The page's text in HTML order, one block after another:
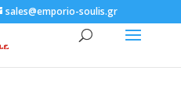
sales@emporio-soulis.gr